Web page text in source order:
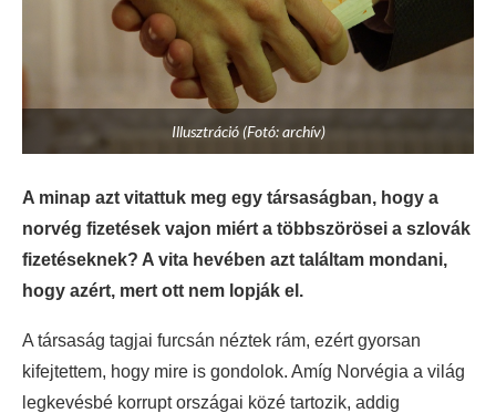
Illusztráció (Fotó: archív)
A minap azt vitattuk meg egy társaságban, hogy a
norvég fizetések vajon miért a többszörösei a szlovák
fizetéseknek? A vita hevében azt találtam mondani,
hogy azért, mert ott nem lopják el.
A társaság tagjai furcsán néztek rám, ezért gyorsan
kifejtettem, hogy mire is gondolok. Amíg Norvégia a világ
legkevésbé korrupt országai közé tartozik, addig